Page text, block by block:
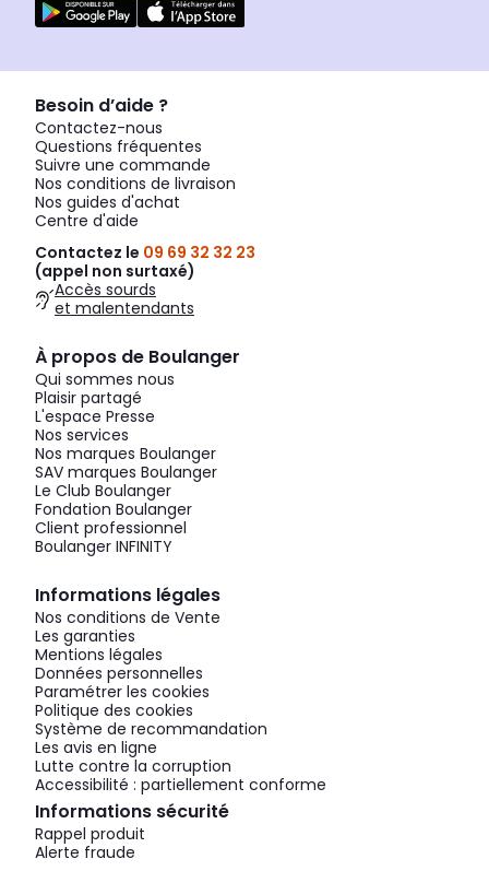
Besoin d’aide ?
Contactez-nous
Questions fréquentes
Suivre une commande
Nos conditions de livraison
Nos guides d'achat
Centre d'aide
Contactez le 09 69 32 32 23
(appel non surtaxé)
Accès sourds
et malentendants
À propos de Boulanger
Qui sommes nous
Plaisir partagé
L'espace Presse
Nos services
Nos marques Boulanger
SAV marques Boulanger
Le Club Boulanger
Fondation Boulanger
Client professionnel
Boulanger INFINITY
Informations légales
Nos conditions de Vente
Les garanties
Mentions légales
Données personnelles
Paramétrer les cookies
Politique des cookies
Système de recommandation
Les avis en ligne
Lutte contre la corruption
Accessibilité : partiellement conforme
Informations sécurité
Rappel produit
Alerte fraude